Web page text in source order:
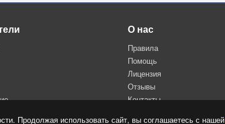
Продолжая использовать сайт, вы соглашаетесь с нашей
О нас
Правила
Помощь
Лицензия
Отзывы
Контакты